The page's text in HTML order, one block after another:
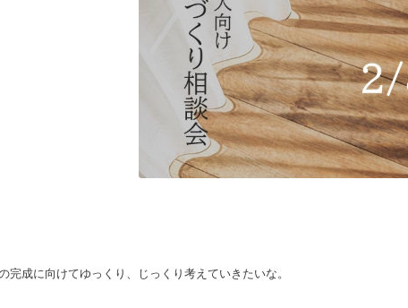
完成に向けてゆっくり、じっくり考えていきたいな。